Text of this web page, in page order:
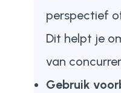
perspectief
Dit helpt je
van
Gebruik